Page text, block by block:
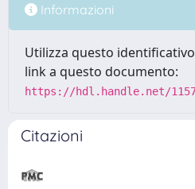
Informazioni
Utilizza questo
link a questo documento:
https://hdl.handle.net/
Citazioni